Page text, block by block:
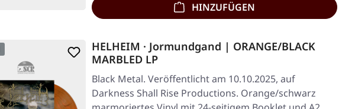
HINZUFÜGEN
HELHEIM · Jormundgand | ORANGE/BLACK
MARBLED LP
Black Metal. Veröffentlicht am 10.10.2025, auf
Darkness Shall Rise Productions. Orange/schwarz